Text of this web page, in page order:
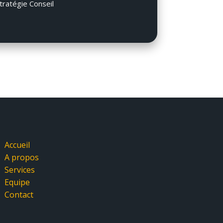
Conseil
Accueil
A propos
Services
Equipe
Contact